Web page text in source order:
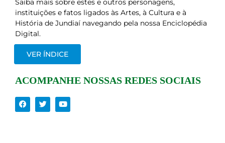
Saiba mais sobre estes e outros personagens,
instituições e fatos ligados às Artes, à Cultura e à
História de Jundiaí navegando pela nossa Enciclopédia
Digital.
VER ÍNDICE
ACOMPANHE NOSSAS REDES SOCIAIS